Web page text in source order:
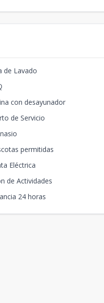
de Lavado
con desayunador
de Servicio
permitidas
Eléctrica
de Actividades
24 horas